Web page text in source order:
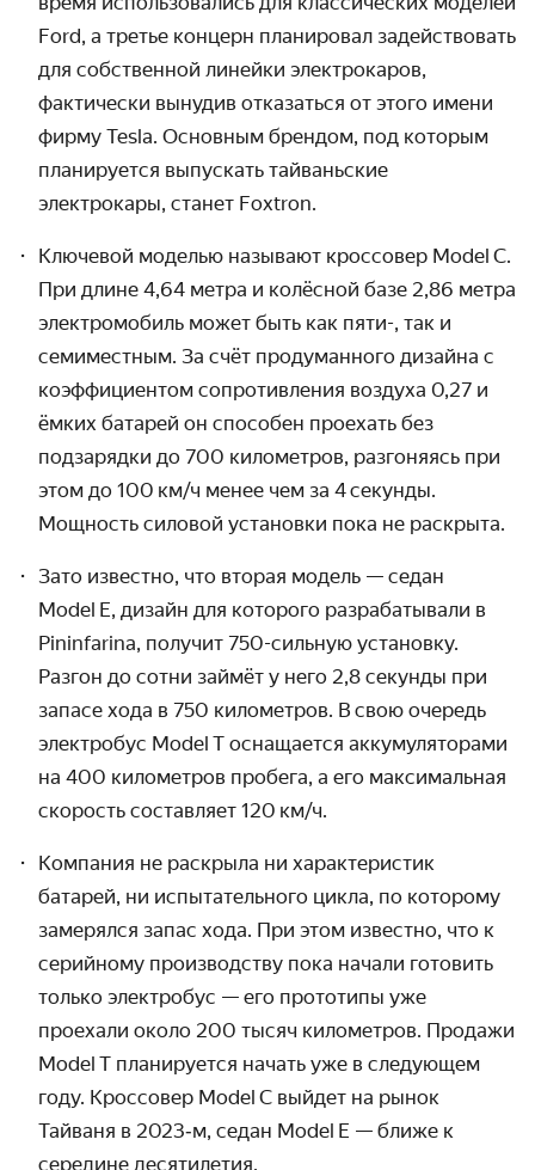
Ford, а третье концерн планировал задействовать
для собственной линейки электрокаров,
фактически вынудив отказаться от этого имени
фирму Tesla. Основным брендом, под которым
планируется выпускать тайваньские
электрокары, станет Foxtron.
Ключевой моделью называют кроссовер Model C.
При длине 4,64 метра и колёсной базе 2,86 метра
электро­мобиль может быть как пяти-, так и
семиместным. За счёт продуманного дизайна с
коэффи­циентом сопротивления воздуха 0,27 и
ёмких батарей он способен проехать без
подзарядки до 700 километров, разгоняясь при
этом до 100 км / ч менее чем за 4 секунды.
Мощность силовой установки пока не раскрыта.
Зато известно, что вторая модель — седан
Model E, дизайн для которого разрабаты­вали в
Pininfarina, получит 750-сильную установку.
Разгон до сотни займёт у него 2,8 секунды при
запасе хода в 750 километров. В свою очередь
электробус Model T оснащается аккумуляторами
на 400 километров пробега, а его максимальная
скорость составляет 120 км / ч.
Компания не раскрыла ни характеристик
батарей, ни испытатель­ного цикла, по которому
замерялся запас хода. При этом известно, что к
серийному производству пока начали готовить
только электробус — его прототипы уже
проехали около 200 тысяч километров. Продажи
Model T планируется начать уже в следующем
году. Кроссовер Model С выйдет на рынок
Тайваня в 2023‑м, седан Model E — ближе к
середине десятилетия.